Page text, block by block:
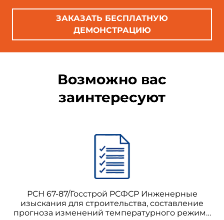
ЗАКАЗАТЬ БЕСПЛАТНУЮ
ДЕМОНСТРАЦИЮ
Возможно вас
заинтересуют
РСН 67-87/Госстрой РСФСР Инженерные
изыскания для строительства, составление
прогноза изменений температурного режима